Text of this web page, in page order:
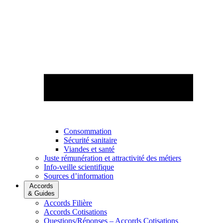
Consommation
Sécurité sanitaire
Viandes et santé
Juste rémunération et attractivité des métiers
Info-veille scientifique
Sources d’information
Accords
& Guides
Accords Filière
Accords Cotisations
Questions/Réponses – Accords Cotisations